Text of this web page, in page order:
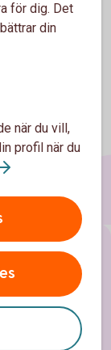
för dig. Det
din
när du vill,
profil när du